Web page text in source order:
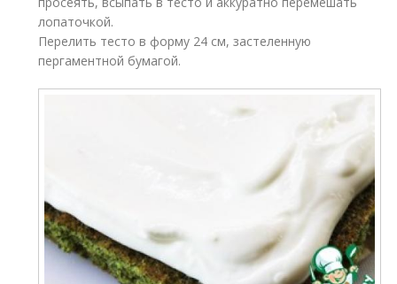
лопаточкой.
Перелить тесто в форму 24 см, застеленную
пергаментной бумагой.